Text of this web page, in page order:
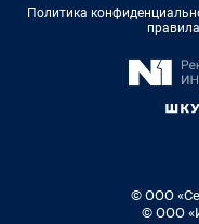
Политика
© ООО
© ООО